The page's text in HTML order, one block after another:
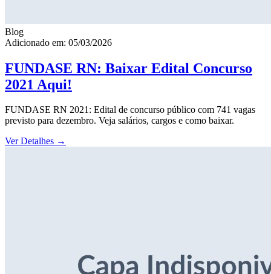
Blog
Adicionado em: 05/03/2026
FUNDASE RN: Baixar Edital Concurso
2021 Aqui!
FUNDASE RN 2021: Edital de concurso público com 741 vagas
previsto para dezembro. Veja salários, cargos e como baixar.
Ver Detalhes →